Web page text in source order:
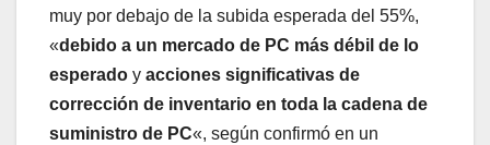
muy por debajo de la subida esperada del 55%,
«debido a un mercado de PC más débil de lo
esperado y acciones significativas de
corrección de inventario en toda la cadena de
suministro de PC«, según confirmó en un